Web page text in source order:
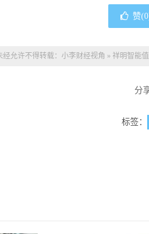
赞(0
经允许不得转载： 小李财经视角 » 祥明智能
分
标签：